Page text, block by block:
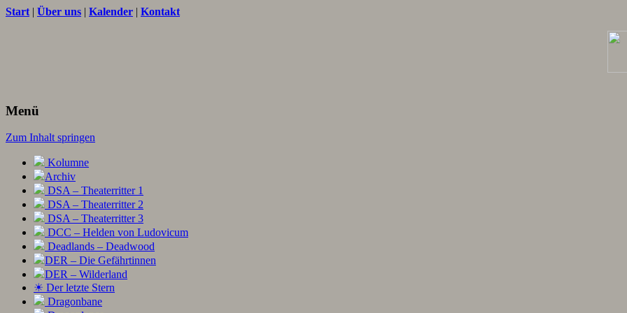
Start | Über uns | Kalender | Kontakt
Menü
Zum Inhalt springen
Kolumne
Archiv
DSA – Theaterritter 1
DSA – Theaterritter 2
DSA – Theaterritter 3
DCC – Helden von Ludovicum
Deadlands – Deadwood
DER – Die Gefährtinnen
DER – Wilderland
☀ Der letzte Stern
Dragonbane